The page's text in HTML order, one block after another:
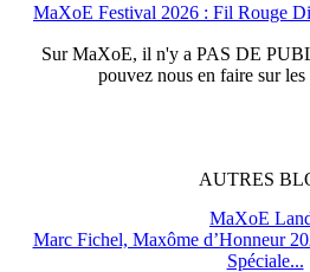
MaXoE Festival 2026 : Fil Rouge
SurMaXoE, il n'y a PAS DE
pouvez nous en faire sur
AUTRES
MaXoE
Marc Fichel, Maxôme d’Honneur
Spéciale...